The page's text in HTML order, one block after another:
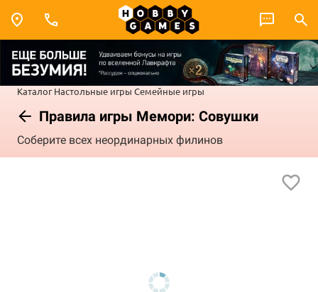
Каталог Настольные игры Семейные игры
Правила игры Мемори: Совушки
Соберите всех неординарных филинов